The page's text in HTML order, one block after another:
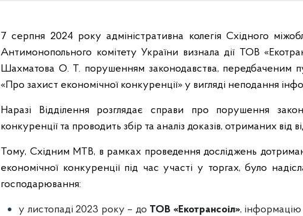
7 серпня 2024 року адміністративна колегія Східного
Антимонопольного комітету України визнала дії ТОВ
Шахматова О. Т. порушенням законодавства, передбаченим
«Про захист економічної конкуренції» у вигляді неподання
Наразі Відділення розглядає справи про порушення
конкуренції та проводить збір та аналіз доказів, отриманих від
Тому, Східним МТВ, в рамках проведення досліджень
економічної конкуренції під час участі у торгах, було
господарювання:
у листопаді 2023 року – до ТОВ «Екотрансоіл»,